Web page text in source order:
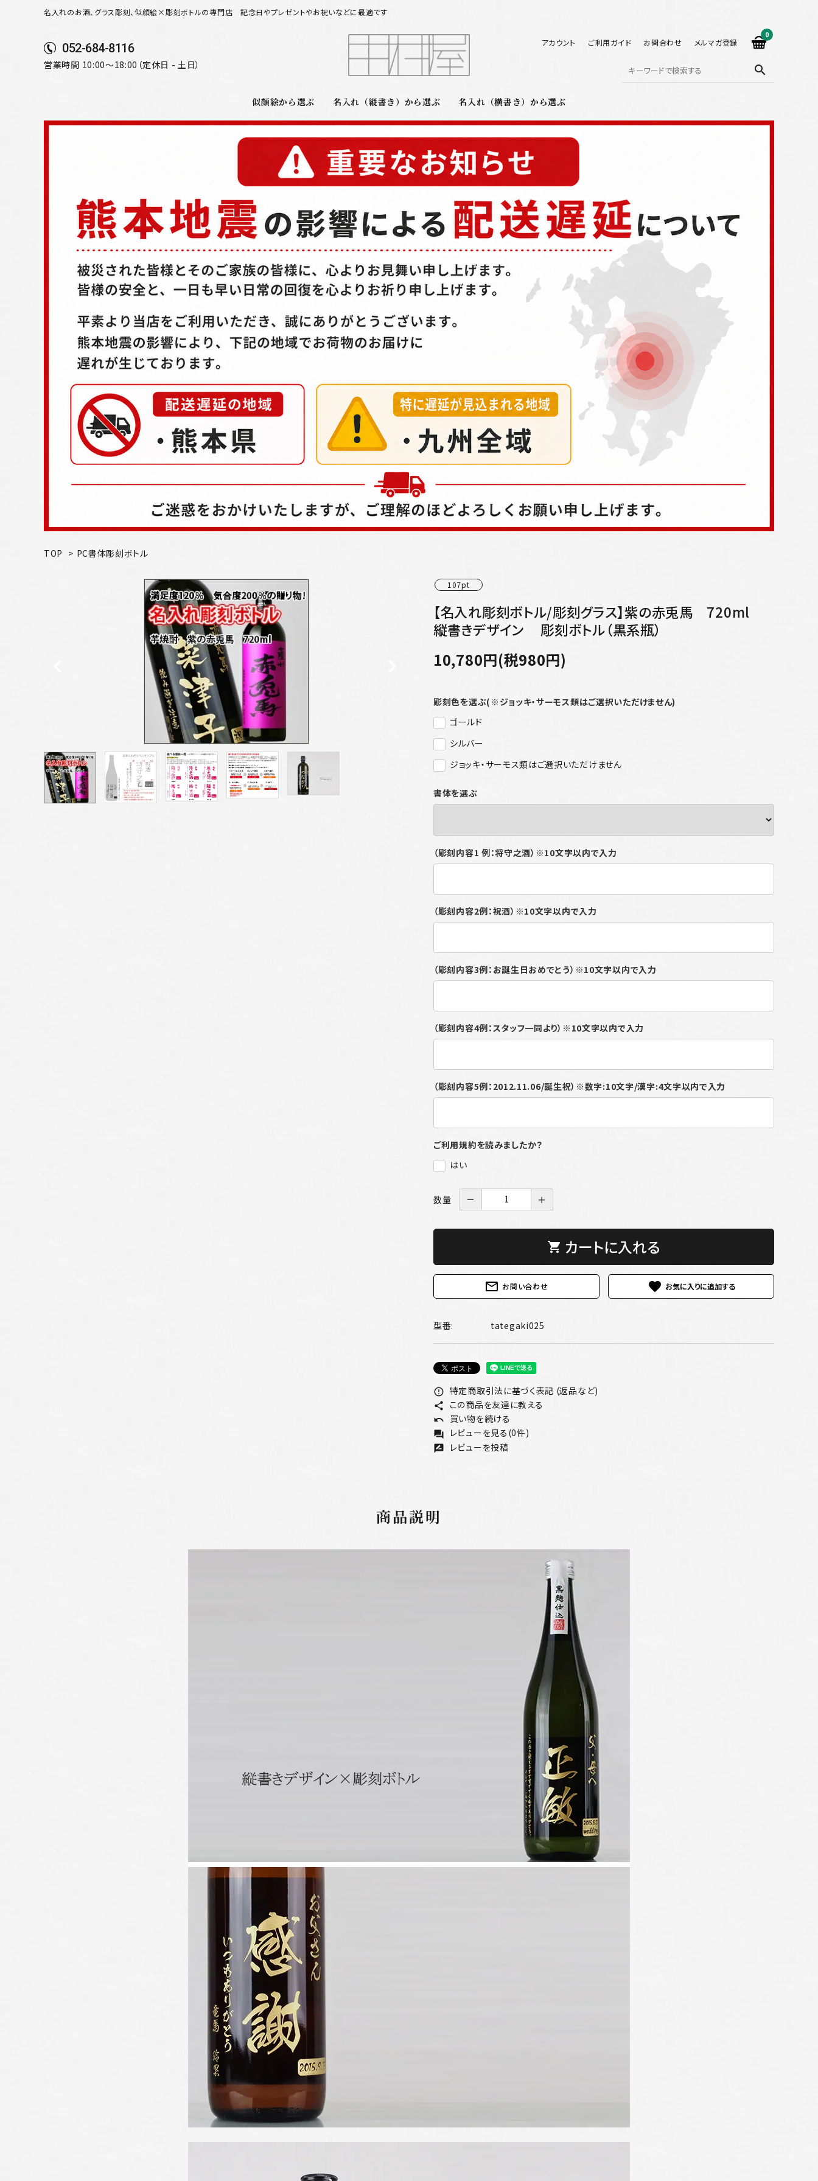
名入れのお酒、グラス彫刻、似顔絵×彫刻ボトルの専門店 記念日やプレゼントやお祝いなどに最適です
052-684-8116
営業時間 10:00～18:00（定休日 - 土日）
アカウント ご利用ガイド お問合わせ メルマガ登録
0
search
似顔絵から選ぶ 名入れ（縦書き）から選ぶ 名入れ（横書き）から選ぶ
名入れ（縦書き）から選ぶ
名入れ（横書き）から選ぶ
プライバシーポリシー
特定商取引法について
TOP > PC書体彫刻ボトル
107pt
【名入れ彫刻ボトル/彫刻グラス】紫の赤兎馬 720ml
縦書きデザイン 彫刻ボトル（黒系瓶）
10,780円(税980円)
彫刻色を選ぶ(※ジョッキ・サーモス類はご選択いただけません)
ゴールド
シルバー
ジョッキ・サーモス類はご選択いただけません
書体を選ぶ
（彫刻内容1 例：将守之酒）※10文字以内で入力
（彫刻内容2例：祝酒）※10文字以内で入力
（彫刻内容3例：お誕生日おめでとう）※10文字以内で入力
（彫刻内容4例：スタッフ一同より）※10文字以内で入力
（彫刻内容5例：2012.11.06/誕生祝）※数字:10文字/漢字:4文字以内で入力
ご利用規約を読みましたか？
はい
数量 － ＋
shopping_cart カートに入れる
mail_outline お問い合わせ favorite
型番: tategaki025
error_outline 特定商取引法に基づく表記 (返品など)
share この商品を友達に教える
undo 買い物を続ける
forum レビューを見る(0件)
rate_review レビューを投稿
商品説明